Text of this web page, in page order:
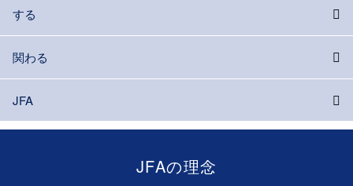
する
関わる
JFA
JFAの理念